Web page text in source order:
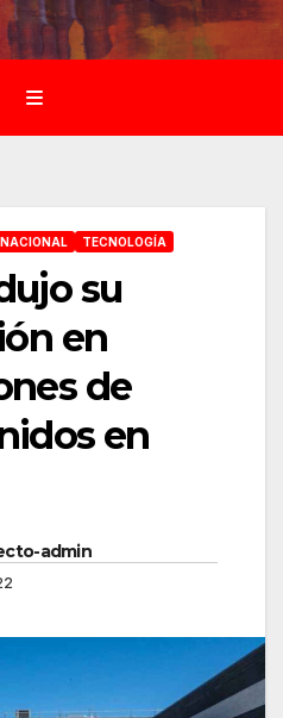
NACIONAL TECNOLOGÍA
su
en
de
en
admin